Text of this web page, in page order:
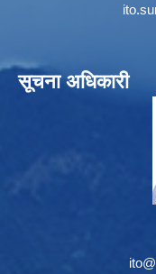
सूचना अधिकारी